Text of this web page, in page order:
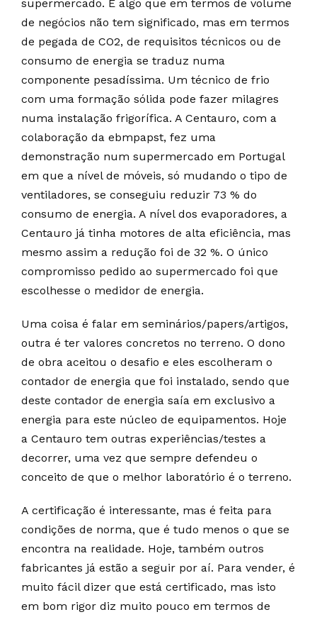
supermercado. É algo que em termos de volume
de negócios não tem significado, mas em termos
de pegada de CO2, de requisitos técnicos ou de
consumo de energia se traduz numa
componente pesadíssima. Um técnico de frio
com uma formação sólida pode fazer milagres
numa instalação frigorífica. A Centauro, com a
colaboração da ebmpapst, fez uma
demonstração num supermercado em Portugal
em que a nível de móveis, só mudando o tipo de
ventiladores, se conseguiu reduzir 73 % do
consumo de energia. A nível dos evaporadores, a
Centauro já tinha motores de alta eficiência, mas
mesmo assim a redução foi de 32 %. O único
compromisso pedido ao supermercado foi que
escolhesse o medidor de energia.
Uma coisa é falar em seminários/papers/artigos,
outra é ter valores concretos no terreno. O dono
de obra aceitou o desafio e eles escolheram o
contador de energia que foi instalado, sendo que
deste contador de energia saía em exclusivo a
energia para este núcleo de equipamentos. Hoje
a Centauro tem outras experiências/testes a
decorrer, uma vez que sempre defendeu o
conceito de que o melhor laboratório é o terreno.
A certificação é interessante, mas é feita para
condições de norma, que é tudo menos o que se
encontra na realidade. Hoje, também outros
fabricantes já estão a seguir por aí. Para vender, é
muito fácil dizer que está certificado, mas isto
em bom rigor diz muito pouco em termos de